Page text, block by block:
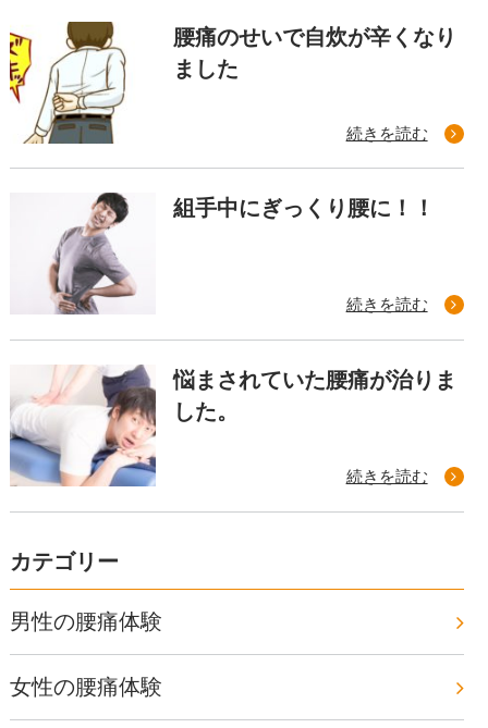
腰痛のせいで自炊が辛くなり
ました
続きを読む
組手中にぎっくり腰に！！
続きを読む
悩まされていた腰痛が治りま
した。
続きを読む
カテゴリー
男性の腰痛体験
女性の腰痛体験